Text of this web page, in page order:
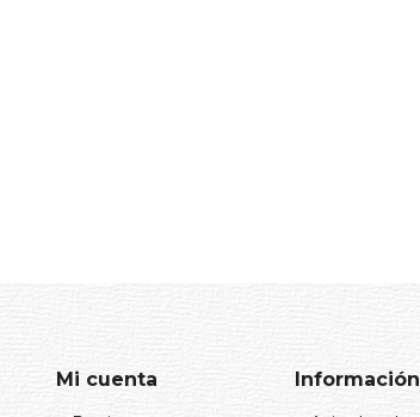
Mi cuenta Información